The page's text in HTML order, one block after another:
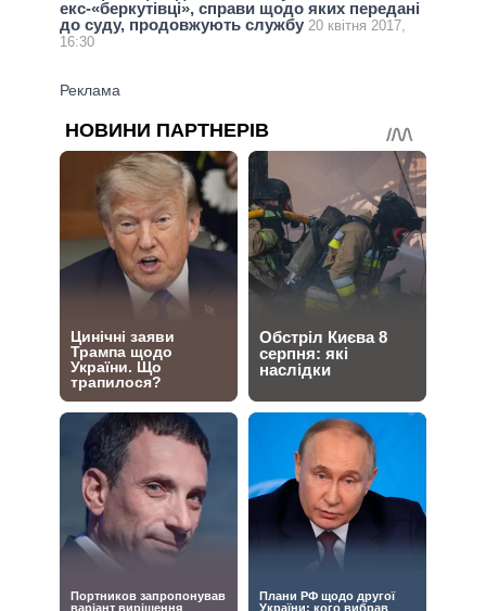
екс-«беркутівці», справи щодо яких передані
до суду, продовжують службу 20 квітня 2017,
16:30